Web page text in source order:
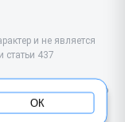
и не является
437
техники Samsung, но
а также
ОК